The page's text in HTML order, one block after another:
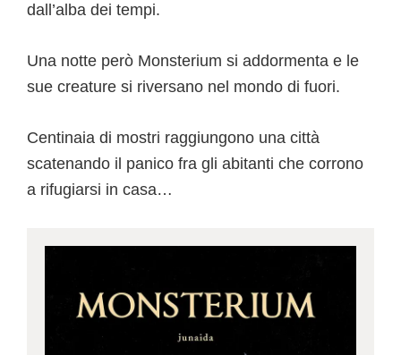
dall’alba dei tempi.
Una notte però Monsterium si addormenta e le
sue creature si riversano nel mondo di fuori.
Centinaia di mostri raggiungono una città
scatenando il panico fra gli abitanti che corrono
a rifugiarsi in casa…